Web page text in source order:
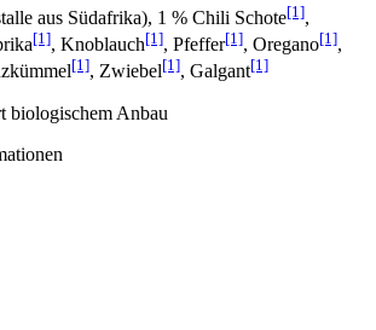
aus Südafrika), 1 % Chili Schote[1],
[1], Knoblauch[1], Pfeffer[1], Oregano[1],
[1], Zwiebel[1], Galgant[1]
biologischem Anbau